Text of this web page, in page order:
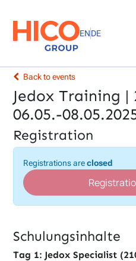
ENDE
Back to events
Jedox Training |
06.05.-
Registration
Registrations areclosed
Schulungsinhalte
Tag 1: Jedox Specialist